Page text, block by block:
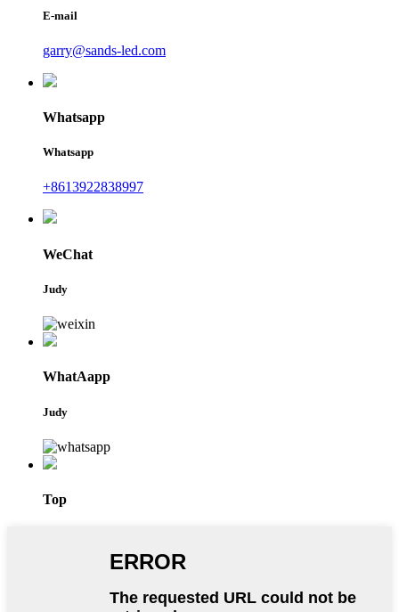
E-mail
garry@sands-led.com
Whatsapp
Whatsapp
+8613922838997
WeChat
Judy
WhatAapp
Judy
Top